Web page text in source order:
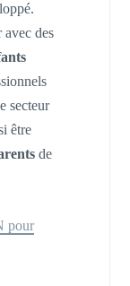
avec des
secteur
être
de
pour